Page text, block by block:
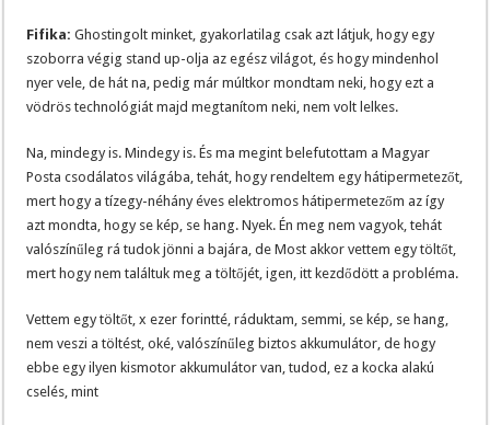
Fifika: Ghostingolt minket, gyakorlatilag csak azt látjuk, hogy egy
szoborra végig stand up-olja az egész világot, és hogy mindenhol
nyer vele, de hát na, pedig már múltkor mondtam neki, hogy ezt a
vödrös technológiát majd megtanítom neki, nem volt lelkes.
Na, mindegy is. Mindegy is. És ma megint belefutottam a Magyar
Posta csodálatos világába, tehát, hogy rendeltem egy hátipermetezőt,
mert hogy a tízegy-néhány éves elektromos hátipermetezőm az így
azt mondta, hogy se kép, se hang. Nyek. Én meg nem vagyok, tehát
valószínűleg rá tudok jönni a bajára, de Most akkor vettem egy töltőt,
mert hogy nem találtuk meg a töltőjét, igen, itt kezdődött a probléma.
Vettem egy töltőt, x ezer forintté, ráduktam, semmi, se kép, se hang,
nem veszi a töltést, oké, valószínűleg biztos akkumulátor, de hogy
ebbe egy ilyen kismotor akkumulátor van, tudod, ez a kocka alakú
cselés, mint